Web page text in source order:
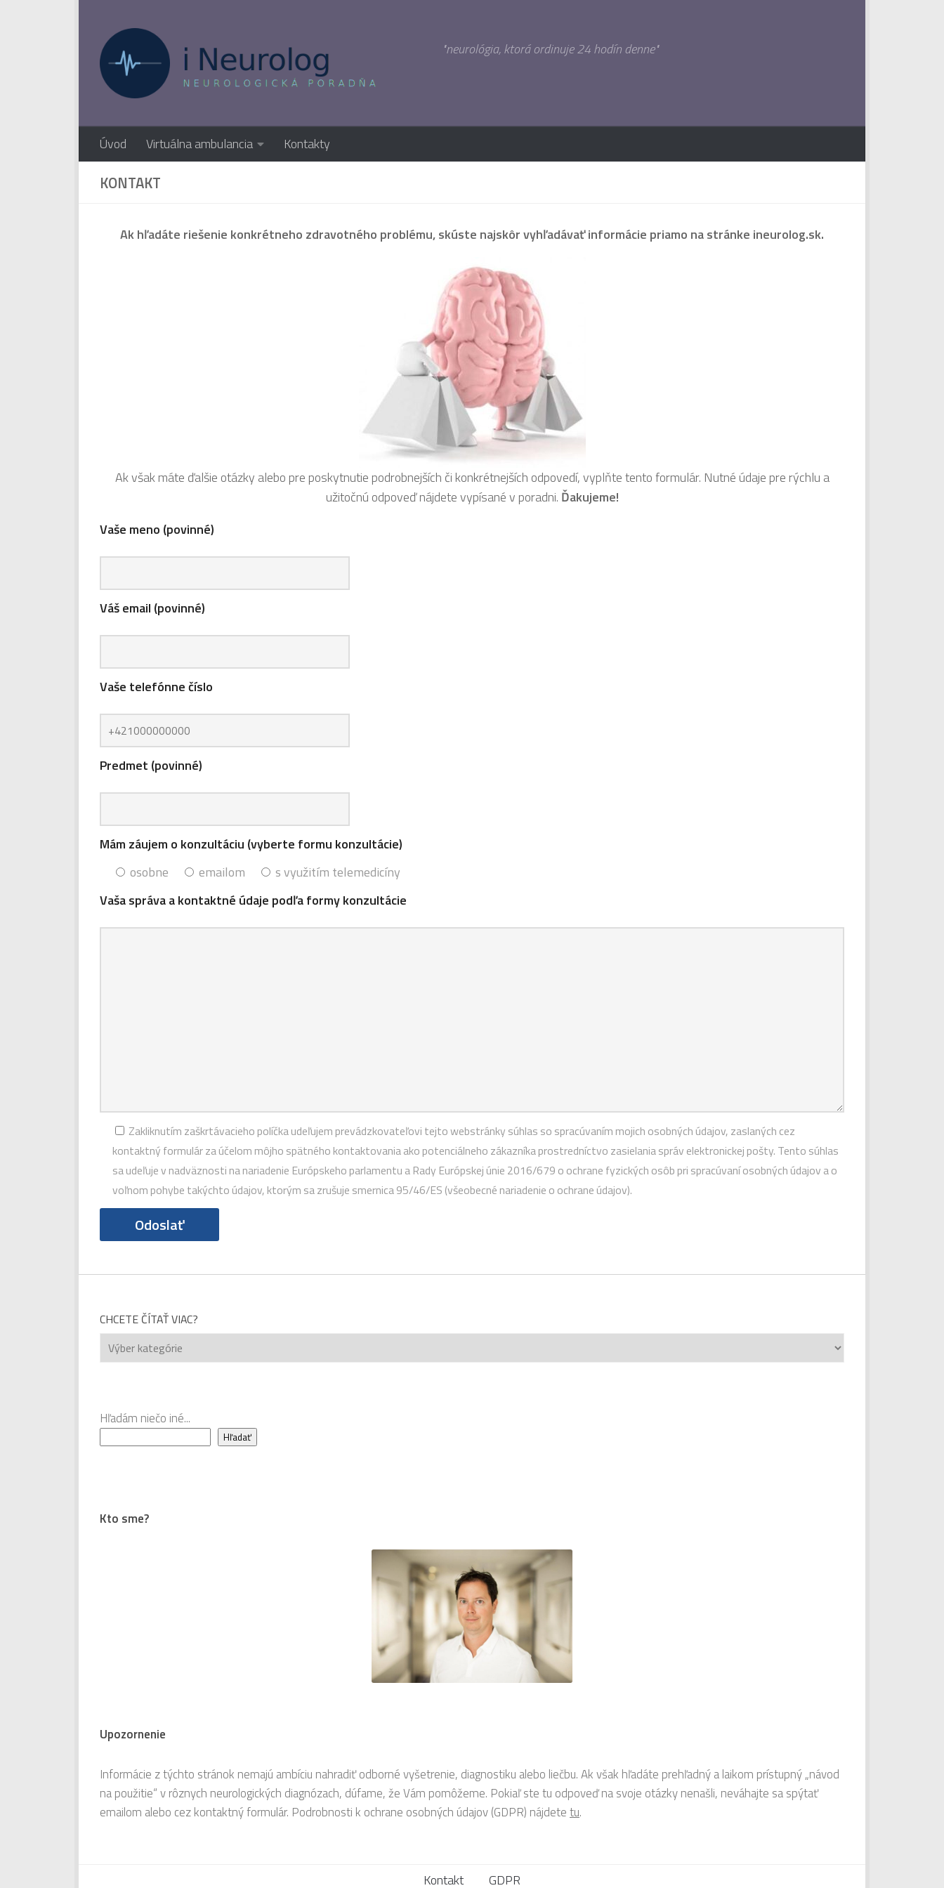
"neurológia, ktorá ordinuje 24 hodín denne"
Úvod Virtuálna ambulancia Kontakty
KONTAKT
Ak hľadáte riešenie konkrétneho zdravotného problému, skúste najskôr vyhľadávať informácie priamo na stránke ineurolog.sk.
Ak však máte ďalšie otázky alebo pre poskytnutie podrobnejších či konkrétnejších odpovedí, vyplňte tento formulár. Nutné údaje pre rýchlu a
užitočnú odpoveď nájdete vypísané v poradni. Ďakujeme!
Vaše meno (povinné)
Váš email (povinné)
Vaše telefónne číslo
Predmet (povinné)
Mám záujem o konzultáciu (vyberte formu konzultácie)
osobne
emailom
s využitím telemedicíny
Vaša správa a kontaktné údaje podľa formy konzultácie
Zakliknutím zaškrtávacieho políčka udeľujem prevádzkovateľovi tejto webstránky súhlas so spracúvaním mojich osobných údajov, zaslaných cez
kontaktný formulár za účelom môjho spätného kontaktovania ako potenciálneho zákazníka prostredníctvo zasielania správ elektronickej pošty. Tento súhlas
sa udeľuje v nadväznosti na nariadenie Európskeho parlamentu a Rady Európskej únie 2016/679 o ochrane fyzických osôb pri spracúvaní osobných údajov a o
voľnom pohybe takýchto údajov, ktorým sa zrušuje smernica 95/46/ES (všeobecné nariadenie o ochrane údajov).
CHCETE ČÍTAŤ VIAC?
Chcete
čítať
Hľadám niečo iné...
Hľadať
Kto sme?
Upozornenie
Informácie z týchto stránok nemajú ambíciu nahradiť odborné vyšetrenie, diagnostiku alebo liečbu. Ak však hľadáte prehľadný a laikom prístupný „návod
na použitie“ v rôznych neurologických diagnózach, dúfame, že Vám pomôžeme. Pokiaľ ste tu odpoveď na svoje otázky nenašli, neváhajte sa spýtať
emailom alebo cez kontaktný formulár. Podrobnosti k ochrane osobných údajov (GDPR) nájdetetu.
Kontakt GDPR